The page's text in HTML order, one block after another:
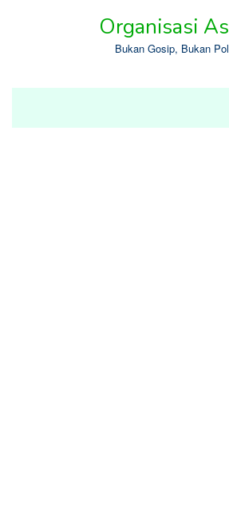
Organisasi
Bukan Gosip, Bukan